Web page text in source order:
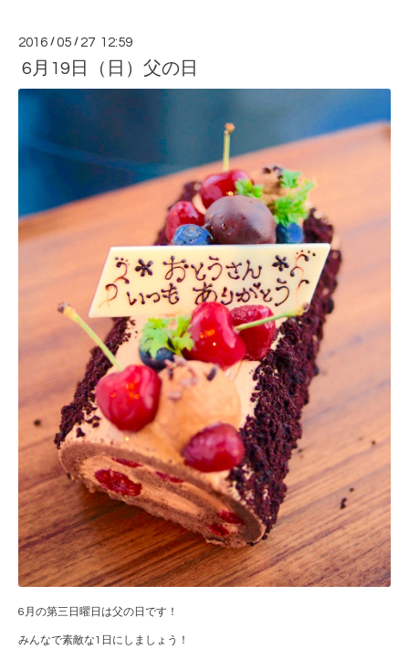
2016 /05 / 27 12:59
6月19日（日）父の日
6月の第三日曜日は父の日です！
みんなで素敵な1日にしましょう！